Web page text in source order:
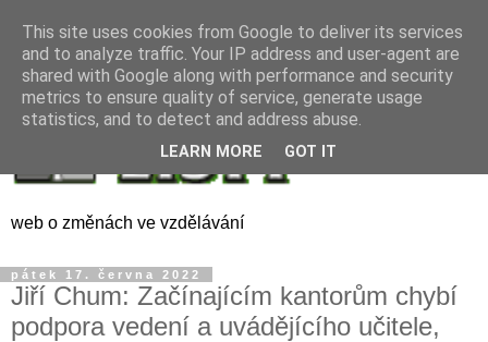
web o změnách ve vzdělávání
pátek 17. června 2022
Jiří Chum: Začínajícím kantorům chybí
podpora vedení a uvádějícího učitele,
This site uses cookies from Google to deliver its services
and to analyze traffic. Your IP address and user-agent are
shared with Google along with performance and security
metrics to ensure quality of service, generate usage
statistics, and to detect and address abuse.
LEARN MORE GOT IT